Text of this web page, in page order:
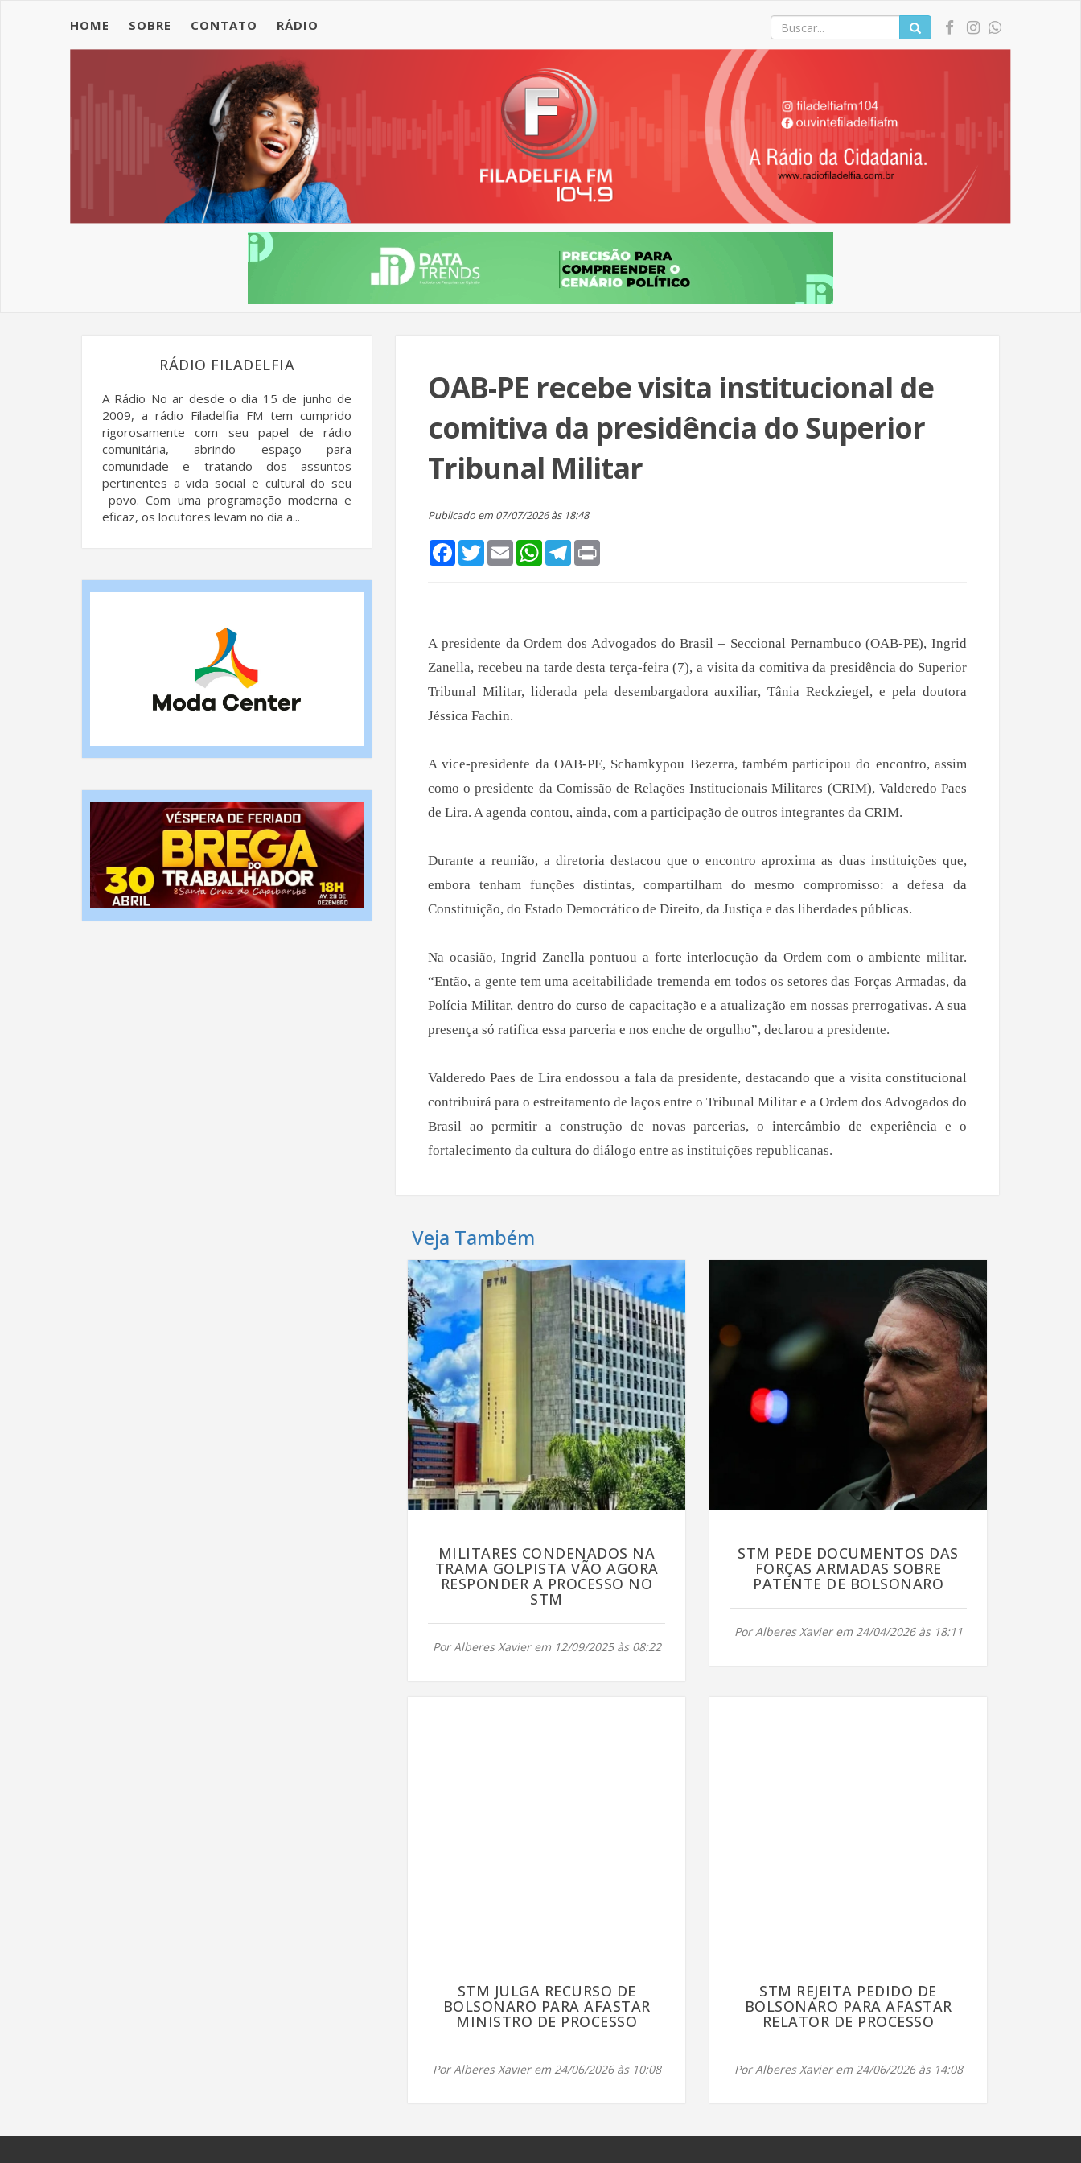
HOME SOBRE CONTATO RÁDIO
RÁDIO FILADELFIA
A Rádio No ar desde o dia 15 de junho de
2009, a rádio Filadelfia FM tem cumprido
rigorosamente com seu papel de rádio
comunitária, abrindo espaço para
comunidade e tratando dos assuntos
pertinentes a vida social e cultural do seu
povo. Com uma programação moderna e
eficaz, os locutores levam no dia a...
OAB-PE recebe visita institucional de
comitiva da presidência do Superior
Tribunal Militar
Publicado em 07/07/2026 às 18:48
FacebookTwitterEmail WhatsApp
Telegram
A presidente da Ordem dos Advogados do Brasil – Seccional Pernambuco (OAB-PE), Ingrid
Zanella, recebeu na tarde desta terça-feira (7), a visita da comitiva da presidência do Superior
Tribunal Militar, liderada pela desembargadora auxiliar, Tânia Reckziegel, e pela doutora
Jéssica Fachin.
A vice-presidente da OAB-PE, Schamkypou Bezerra, também participou do encontro, assim
como o presidente da Comissão de Relações Institucionais Militares (CRIM), Valderedo Paes
de Lira. A agenda contou, ainda, com a participação de outros integrantes da CRIM.
Durante a reunião, a diretoria destacou que o encontro aproxima as duas instituições que,
embora tenham funções distintas, compartilham do mesmo compromisso: a defesa da
Constituição, do Estado Democrático de Direito, da Justiça e das liberdades públicas.
Na ocasião, Ingrid Zanella pontuou a forte interlocução da Ordem com o ambiente militar.
“Então, a gente tem uma aceitabilidade tremenda em todos os setores das Forças Armadas, da
Polícia Militar, dentro do curso de capacitação e a atualização em nossas prerrogativas. A sua
presença só ratifica essa parceria e nos enche de orgulho”, declarou a presidente.
Valderedo Paes de Lira endossou a fala da presidente, destacando que a visita constitucional
contribuirá para o estreitamento de laços entre o Tribunal Militar e a Ordem dos Advogados do
Brasil ao permitir a construção de novas parcerias, o intercâmbio de experiência e o
fortalecimento da cultura do diálogo entre as instituições republicanas.
Veja Também
MILITARES CONDENADOS NA
TRAMA GOLPISTA VÃO AGORA
RESPONDER A PROCESSO NO
STM
Por Alberes Xavier em 12/09/2025 às 08:22
STM PEDE DOCUMENTOS DAS
FORÇAS ARMADAS SOBRE
PATENTE DE BOLSONARO
Por Alberes Xavier em 24/04/2026 às 18:11
STM JULGA RECURSO DE
BOLSONARO PARA AFASTAR
MINISTRO DE PROCESSO
Por Alberes Xavier em 24/06/2026 às 10:08
STM REJEITA PEDIDO DE
BOLSONARO PARA AFASTAR
RELATOR DE PROCESSO
Por Alberes Xavier em 24/06/2026 às 14:08